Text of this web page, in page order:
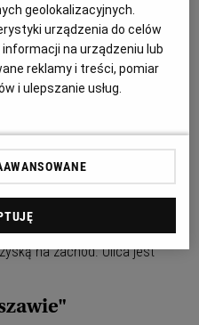
ROZKAZ
dni. Gdy powstańcy wycofali
spalili niemal całą
wymordowali. W pamięci
przez Niemców na
przy ul. Dworkowej
Świętokrzyską około 1914 r.
Tramwaj,
na zachód. Ulica jest
geolokalizacyjnych.
urządzenia do celów
na urządzeniu lub
reklamy i treści, pomiar
i ulepszanie usług.